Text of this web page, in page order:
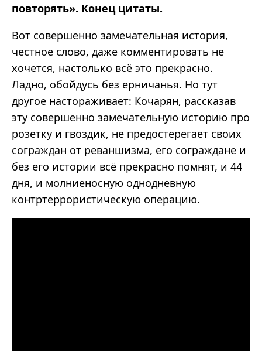
повторять». Конец цитаты.
Вот совершенно замечательная история,
честное слово, даже комментировать не
хочется, настолько всё это прекрасно.
Ладно, обойдусь без ерничанья. Но тут
другое настораживает: Кочарян, рассказав
эту совершенно замечательную историю про
розетку и гвоздик, не предостерегает своих
сограждан от реваншизма, его сограждане и
без его истории всё прекрасно помнят, и 44
дня, и молниеносную однодневную
контртеррористическую операцию.